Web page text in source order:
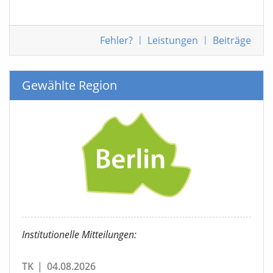
Fehler? | Leistungen | Beiträge
Gewählte Region
Institutionelle Mitteilungen:
TK | 04.08.2026